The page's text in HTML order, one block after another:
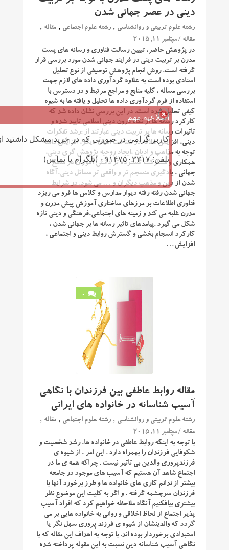
دینی در عصر جهانی شدن
رشته علوم تربیتی و روانشناسی ,رشته علوم اجتماعی ,مقاله ,
مقاله / سپتامبر 11, 2015
در پژوهش حاضر، تبیین رسالت فناوری و رسانه های پست
مدرن بر تربیت دینی در فرایند جهانی شدن مورد بررسی قرار
گرفته است. روش انجام پژوهش توصیفی از نوع تحلیل
اسنادی بوده است به علاوه گردآوری داده های لازم جهت
بررسی مساله ، کلیه منابع و مراجع مرتبط و در دسترس با
استفاده از فرم گردآوری داده ها تحلیل و یافته ها به شیوه
کیفی تحلیل شده است. در این بررسی نشان داده شد که
کارکرد رسانه ها از نگاه درون دینی اسلامی تایید شده و
تاثیرات رسانه ها بر تربیت دینی عبارتند از :رشد تفکرات
دینی، افزایش علاقه در شناخت ادیان دیگر، افزایش دامنه
توجه به مذاهب و ادیان ،ایجاد روحیه پژوهش گری دینی،
همکاری و مشارکت گسترده تر دانش آموزان در سطح
جهانی ، یادگیری منسجم تر و واقعی تر مسائل دینی،آگاه
شدن از دین و مذهب دیگران و … می شود. در شرایط
جهانی شدن رفته رفته دیوار مدارس و کلاس ها فرو می ریزد
فناوری اطلاعات بر مرزهای ساختاری آموزش پیش مدرن و
مدرن غلبه می کند و زمینه های اجتماعی،فرهنگی و دینی تازه
شکل می گیرد .پیامدهای تاثیر رسانه ها بر جهانی شدن ،
کارکرد انسجام بخشی و گسترش روابط دینی و اجتماعی ،
افزایش…
0
مقاله روابط عاطفی بین فرزندان با نگاهی
آسیب شناسانه در خانواده های ایرانی
رشته علوم تربیتی و روانشناسی ,رشته علوم اجتماعی ,مقاله ,
مقاله / سپتامبر 11, 2015
با توجه به اینکه روابط عاطفی در خانواده ها، رشد شخصیت و
شکوفایی فرزندان را بهمراه دارد . این امر ، از شیوه ی
فرزندپروری والدین بی تاثیر نیست . چراکه همه ی ما در
اجتماع شاهد آن هستیم که آسیب های موجود در جامعه
بیشتر از ندانم کاری های خانواده ها و طرز برخورد آنها با
فرزندان سرچشمه گرفته ، و اگر به کلیت این موضوع نظر
بیشتری بیافکنیم آنگاه ملاحظه خواهیم کرد که افراد آسیب
پذیر اجتماع از لحاظ اخلاقی و روانی به خانواده هایی بر می
گردد که والدینشان از شیوه ی فرزند پروری سهل نگر یا
استبدادی برخوردار بوده اند. با توجه به اهداف این مقاله که با
نگاهی آسیب شناسانه دین نسبت به این مقوله پرداخته شده
اطلاعیه مهم
کاربر گرامی در صورتی که در خرید مشکل داشتید
تلفن: ۰۹۱۴۷۵۰۳۳۱۷ (تلگرام یا تماس)